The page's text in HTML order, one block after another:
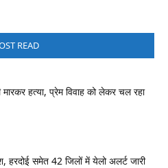
READ
हत्या, प्रेम विवाह को लेकर चल रहा
हरदोई समेत 42 जिलों में येलो अलर्ट जारी